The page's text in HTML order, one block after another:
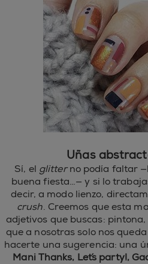
Uñas
Sí, el glitterno podía faltar
buena fiesta…— y si lo
decir, a modo lienzo,
crush. Creemos que esta
adjetivos que buscas:
que a nosotras solo nos
hacerte una sugerencia: una
Mani Thanks, Let´s party!,